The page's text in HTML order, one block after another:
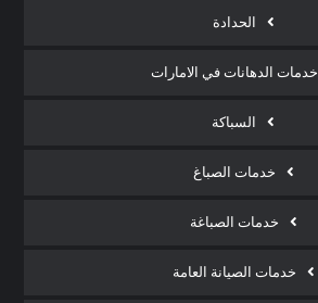
الحدادة
خدمات الدهانات في الامارات
السباكة
خدمات الصباغ
خدمات الصباغة
خدمات الصيانة العامة